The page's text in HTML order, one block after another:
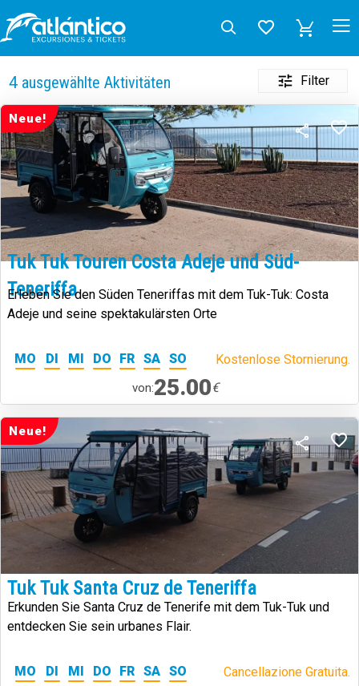
4ausgewählte Aktivitäten Filter
Neue!
Tuk Tuk Touren Costa Adeje und Süd-
Teneriffa
Erleben Sie den Süden Teneriffas mit dem Tuk-Tuk: Costa
Adeje und seine spektakulärsten Orte
MO DI MI DO FR SA SO Kostenlose Stornierung.
von:25.00€
Neue!
Tuk Tuk Santa Cruz de Teneriffa
Erkunden Sie Santa Cruz de Tenerife mit dem Tuk-Tuk und
entdecken Sie sein urbanes Flair.
MO DI MI DO FR SA SO Cancellazione Gratuita.